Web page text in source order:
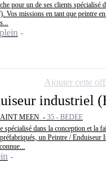
pour un de ses clients spécialisé
Vos missions en tant que peintre
industriel
MEEN - 35 - BEDEE
spécialisé dans la conception et la
un Peintre / Enduiseur
Ajouter cette